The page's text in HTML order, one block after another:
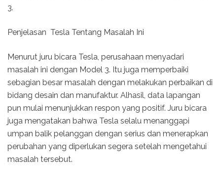
3.
Penjelasan Tesla Tentang Masalah Ini
Menurut juru bicara Tesla, perusahaan menyadari
masalah ini dengan Model 3. Itu juga memperbaiki
sebagian besar masalah dengan melakukan perbaikan di
bidang desain dan manufaktur. Alhasil, data lapangan
pun mulai menunjukkan respon yang positif. Juru bicara
juga mengatakan bahwa Tesla selalu menanggapi
umpan balik pelanggan dengan serius dan menerapkan
perubahan yang diperlukan segera setelah mengetahui
masalah tersebut.